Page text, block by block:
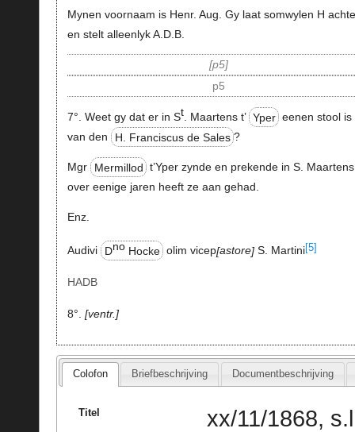
Mynen voornaam is Henr. Aug. Gy laat somwylen H
en stelt alleenlyk A.D.B.
p5
p5
7°. Weet gy dat er in St. Maartens t’ Yper eenen stool is
van den
H. Franciscus de Sales ?
Mgr Mermillod t’Yper zynde en prekende in S. Maartens
over eenige jaren heeft ze aan gehad.
Enz.
Audivi DnoHocke olim vicep astore S. Martini[5]
HADB
8°. ventr.
Colofon Briefbeschrijving Documentbeschrijving
Titel
xx/11/1868,